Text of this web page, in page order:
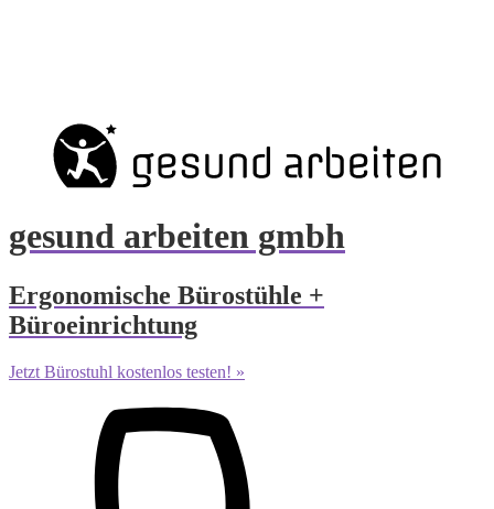
gesund arbeiten gmbh
Ergonomische Bürostühle +
Büroeinrichtung
Jetzt Bürostuhl kostenlos testen! »